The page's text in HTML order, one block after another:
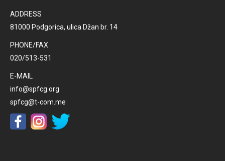
ADDRESS
81000 Podgorica, ulica Džan br. 14
PHONE/FAX
020/513-531
E-MAIL
info@spfcg.org
spfcg@t-com.me